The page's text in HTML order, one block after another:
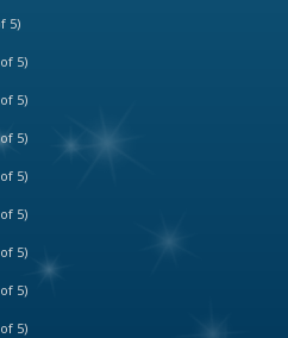
5)
5)
5)
5)
5)
5)
5)
5)
5)